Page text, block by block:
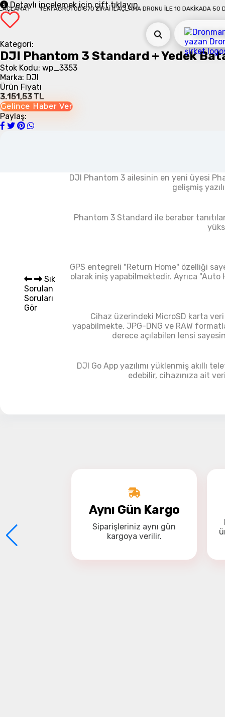
50 DÖNÜM İLAÇLAMA ! YENI AGROTOD S70 ZIRAI İLAÇLAMA DRONU
Detaylı incelemek için çift tıklayın
Kategori:
DJI Phantom 3 Standard + Yedek
Stok Kodu: wp_3353
Marka: DJI
Ürün Fiyatı
3.151,53 TL
Gelince Haber Ver
Paylaş:
Sık
Sorulan
Soruları
Gör
DJI Phantom 3 ailesinin en yeni üyesi
gelişmiş
Phantom 3 Standard ile beraber
GPS entegreli "Return Home" özelliği
olarak iniş yapabilmektedir. Ayrıca "Auto
Cihaz üzerindeki MicroSD karta
yapabilmekte, JPG-DNG ve RAW
derece açılabilen lensi
DJI Go App yazılımı yüklenmiş
edebilir, cihazınıza ait
Aynı Gün Kargo
Siparişleriniz aynı gün
kargoya verilir.